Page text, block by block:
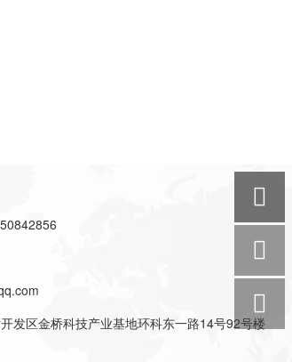
发区金桥科技产业基地环科东一路14号92号楼